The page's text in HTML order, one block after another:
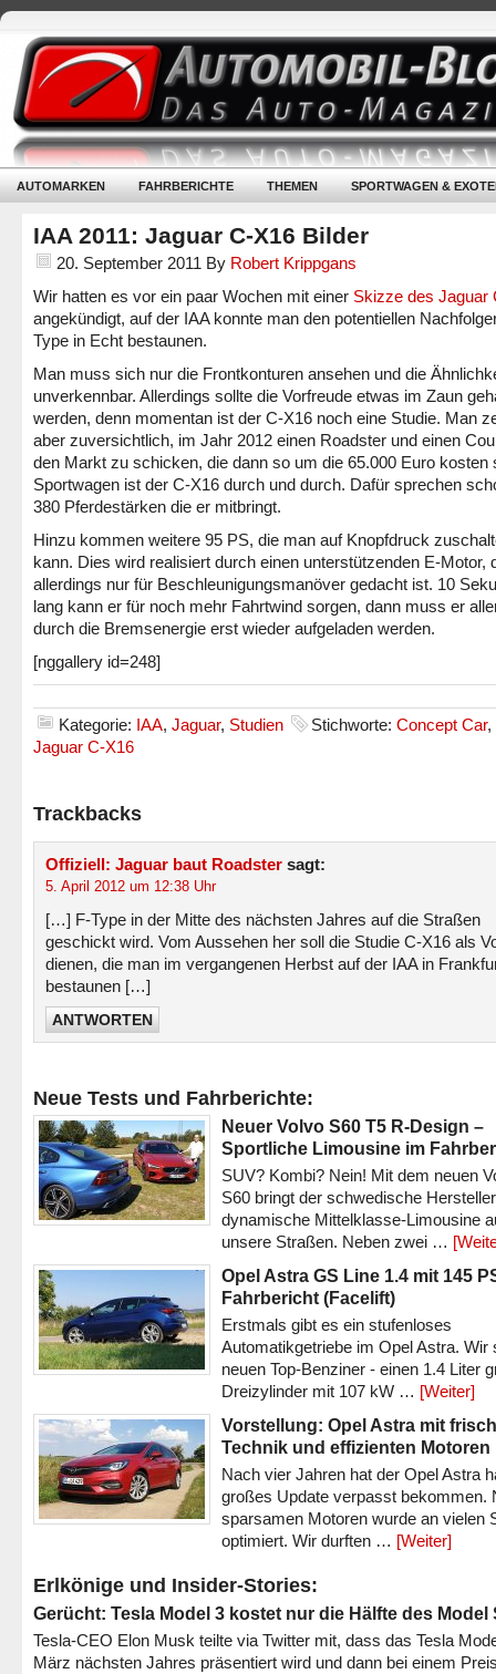
AUTOMARKEN FAHRBERICHTE THEMEN SPORTWAGEN &
IAA 2011: Jaguar C-X16 Bilder
20. September 2011 By Robert Krippgans
Wir hatten es vor ein paar Wochen mit einer Skizze des Jaguar
angekündigt, auf der IAA konnte man den potentiellen
Type in Echt bestaunen.
Man muss sich nur die Frontkonturen ansehen und die
unverkennbar. Allerdings sollte die Vorfreude etwas im Zaun
werden, denn momentan ist der C-X16 noch eine Studie. Man
aber zuversichtlich, im Jahr 2012 einen Roadster und einen
den Markt zu schicken, die dann so um die 65.000 Euro kosten
Sportwagen ist der C-X16 durch und durch. Dafür sprechen
380 Pferdestärken die er mitbringt.
Hinzu kommen weitere 95 PS, die man auf Knopfdruck
kann. Dies wird realisiert durch einen unterstützenden E-Motor,
allerdings nur für Beschleunigungsmanöver gedacht ist. 10
lang kann er für noch mehr Fahrtwind sorgen, dann muss er
durch die Bremsenergie erst wieder aufgeladen werden.
[nggallery id=248]
Kategorie: IAA, Jaguar, Studien Stichworte: Concept Car,
Jaguar C-X16
Trackbacks
Offiziell: Jaguar baut Roadster sagt:
5. April 2012 um 12:38 Uhr
[…] F-Type in der Mitte des nächsten Jahres auf die Straßen
geschickt wird. Vom Aussehen her soll die Studie C-X16 als
dienen, die man im vergangenen Herbst auf der IAA in
bestaunen […]
ANTWORTEN
Neue Tests und Fahrberichte:
Neuer Volvo S60 T5 R-Design –
Sportliche Limousine im
SUV? Kombi? Nein! Mit dem neuen
S60 bringt der schwedische
dynamische Mittelklasse-Limousine
unsere Straßen. Neben zwei …
Opel Astra GS Line 1.4 mit 145
Fahrbericht (Facelift)
Erstmals gibt es ein stufenloses
Automatikgetriebe im Opel Astra. Wir
neuen Top-Benziner - einen 1.4 Liter
Dreizylinder mit 107 kW … [Weiter]
Vorstellung: Opel Astra mit
Technik und effizienten Motoren
Nach vier Jahren hat der Opel Astra
großes Update verpasst bekommen.
sparsamen Motoren wurde an vielen
optimiert. Wir durften … [Weiter]
Erlkönige und Insider-Stories:
Gerücht: Tesla Model 3 kostet nur die Hälfte des Model
Tesla-CEO Elon Musk teilte via Twitter mit, dass das Tesla
März nächsten Jahres präsentiert wird und dann bei einem